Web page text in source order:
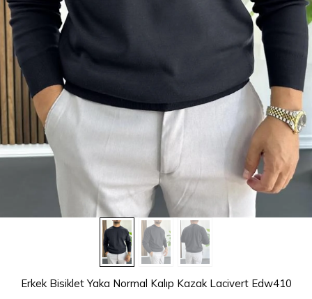
Erkek Bisiklet Yaka Normal Kalıp Kazak Lacivert Edw410